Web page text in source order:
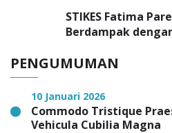
STIKES Fatima
Berdampak
PENGUMUMAN
10 Januari 2026
Commodo Tristique
Vehicula Cubilia Magna